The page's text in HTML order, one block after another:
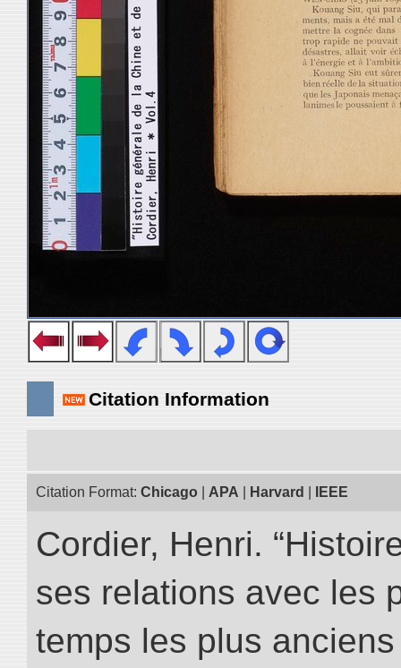
Citation Information
Citation Format: Chicago APA Harvard IEEE
Cordier, Henri.
ses relations avec les
temps les plus